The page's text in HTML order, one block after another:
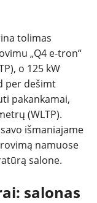
tolimas
„Q4 e-tron“
o 125 kW
per dešimt
pakankamai,
(WLTP).
išmaniajame
namuose
salone.
salonas